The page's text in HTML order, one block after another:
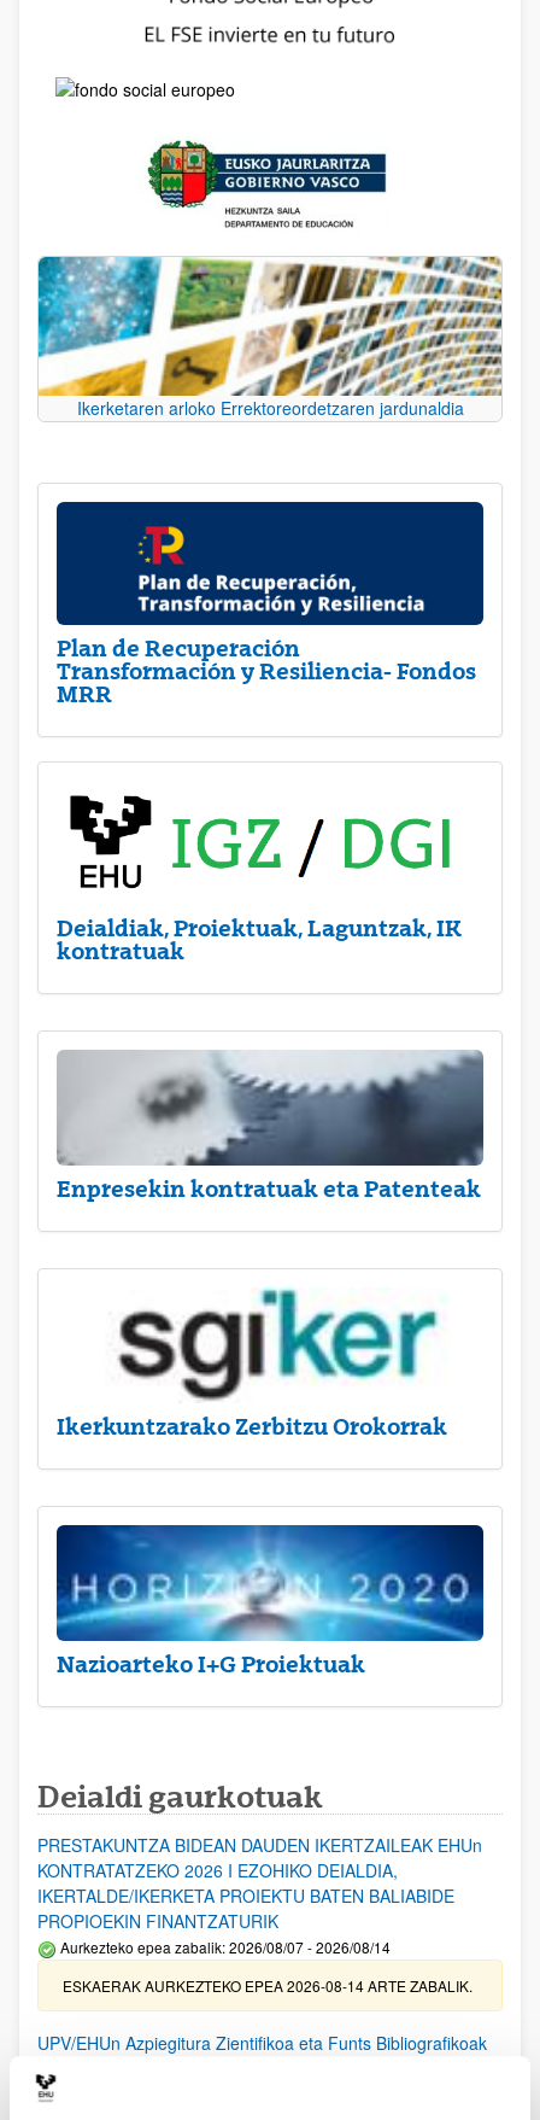
Ikerketaren arloko Errektoreordetzaren jardunaldia
Plan de Recuperación
Transformación y Resiliencia- Fondos
MRR
Deialdiak, Proiektuak, Laguntzak, IK
kontratuak
Enpresekin kontratuak eta Patenteak
Ikerkuntzarako Zerbitzu Orokorrak
Nazioarteko I+G Proiektuak
Deialdi gaurkotuak
PRESTAKUNTZA BIDEAN DAUDEN IKERTZAILEAK EHUn
KONTRATATZEKO 2026 I EZOHIKO DEIALDIA,
IKERTALDE/IKERKETA PROIEKTU BATEN BALIABIDE
PROPIOEKIN FINANTZATURIK
Aurkezteko epea zabalik: 2026/08/07 - 2026/08/14
ESKAERAK AURKEZTEKO EPEA 2026-08-14 ARTE ZABALIK.
UPV/EHUn Azpiegitura Zientifikoa eta Funts Bibliografikoak